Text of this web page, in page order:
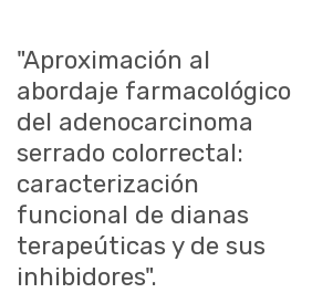
ACCESO PERSONAL
"Aproximación al
abordaje farmacológico
del adenocarcinoma
serrado colorrectal:
caracterización
funcional de dianas
terapeúticas y de sus
inhibidores".